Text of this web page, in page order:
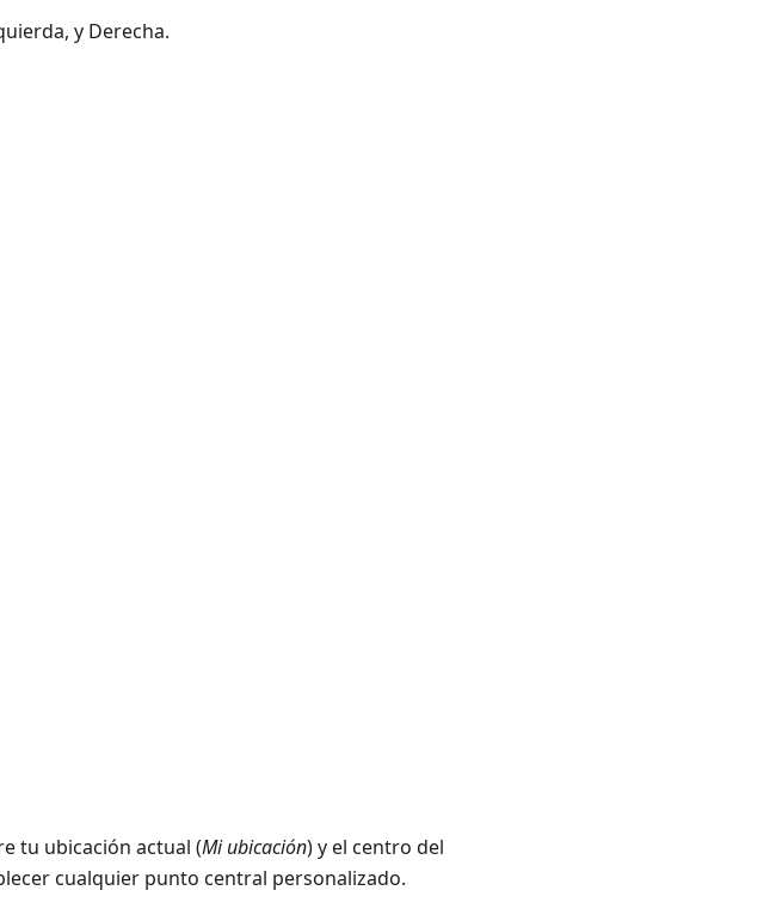
, y Derecha.
tu ubicación actual (Mi ubicación) y el centro del
cualquier punto central personalizado.